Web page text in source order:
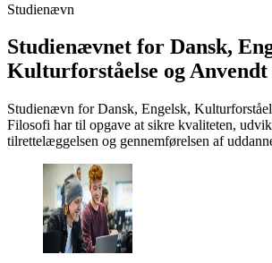
Studienævn
Studienævnet for Dansk,
Kulturforståelse og
Studienævn for Dansk, Engelsk,
Filosofi har til opgave at sikre kvaliteten,
tilrettelæggelsen og gennemførelsen af